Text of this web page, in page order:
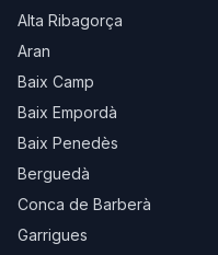
Alta Ribagorça
Aran
Baix Camp
Baix Empordà
Baix Penedès
Berguedà
Conca de Barberà
Garrigues